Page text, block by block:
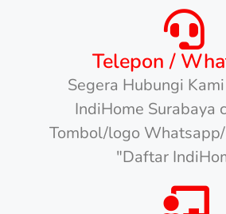
Telepon /
Segera Hubungi
IndiHome Surabaya
Tombol/logo
"Daftar